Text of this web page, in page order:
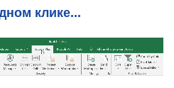
клике...